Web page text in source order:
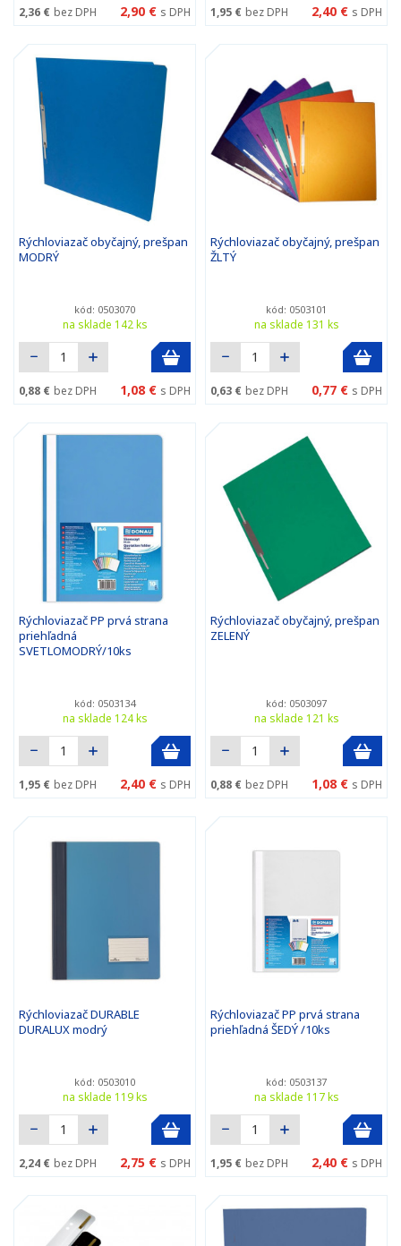
2,36 € bez DPH 2,90 € s DPH 1,95 € bez DPH 2,40 € s DPH
Rýchloviazač obyčajný, prešpan
MODRÝ
kód: 0503070
na sklade 142 ks
0,88 € bez DPH 1,08 € s DPH
Rýchloviazač obyčajný, prešpan
ŽLTÝ
kód: 0503101
na sklade 131 ks
0,63 € bez DPH 0,77 € s DPH
Rýchloviazač PP prvá strana
priehľadná
SVETLOMODRÝ/10ks
kód: 0503134
na sklade 124 ks
1,95 € bez DPH 2,40 € s DPH
Rýchloviazač obyčajný, prešpan
ZELENÝ
kód: 0503097
na sklade 121 ks
0,88 € bez DPH 1,08 € s DPH
Rýchloviazač DURABLE
DURALUX modrý
kód: 0503010
na sklade 119 ks
2,24 € bez DPH 2,75 € s DPH
Rýchloviazač PP prvá strana
priehľadná ŠEDÝ /10ks
kód: 0503137
na sklade 117 ks
1,95 € bez DPH 2,40 € s DPH